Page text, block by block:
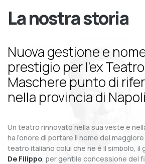
La nostra storia
Nuova gestione e
prestigio per l’ex
Maschere punto di
nella provincia di
Un teatro rinnovato nella sua veste e
ha l’onore di portare il nome del
teatro italiano colui che ne è il simbolo, il
De Filippo, per gentile concessione del